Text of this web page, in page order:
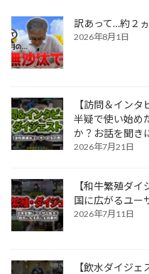
訳あって…約２
2026年8月1日
【訪問＆イン
半疑で使い始め
か？お話を聞き
2026年7月21日
【和牛繁殖ダ
国に広がるユー
2026年7月11日
【飲水ダイジ